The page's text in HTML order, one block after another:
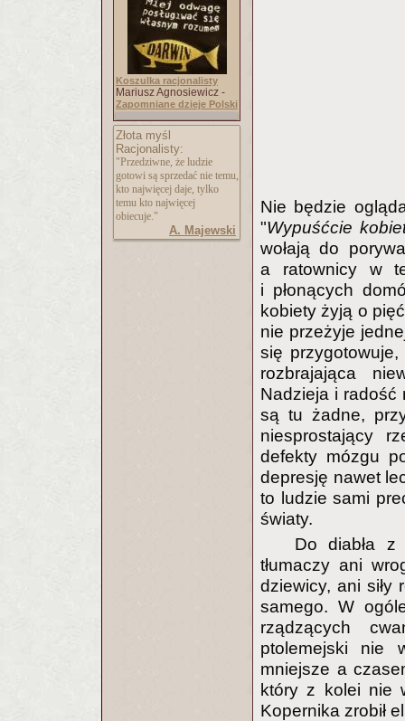
Koszulka racjonalisty
Mariusz Agnosiewicz -
Zapomniane dzieje Polski
Złota myśl
Racjonalisty:
"Przedziwne, że ludzie
gotowi są sprzedać nie temu,
kto najwięcej daje, tylko
temu kto najwięcej
obiecuje."
A. Majewski
Nie będzie
"Wypuśćcie
wołają do
a ratownicy w
i płonących
kobiety żyją o
nie przeżyje
się
rozbrajająca
Nadzieja i radość
są tu żadne,
niesprostający
defekty mózgu
depresję nawet
to ludzie sami
światy.
Do diabła z
tłumaczy ani
dziewicy, ani siły
samego. W
rządzących
ptolemejski nie
mniejsze a
który z kolei nie
Kopernika zrobił